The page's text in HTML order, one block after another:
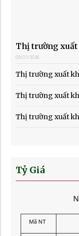
Thị trường xuất
05/01/2026
Thị trường xuất
Thị trường xuất
Thị trường xuất
Tỷ Giá
Mã NT